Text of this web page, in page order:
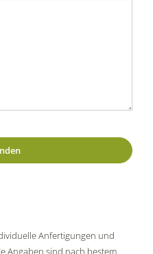
Anfertigungen und
Angaben sind nach bestem